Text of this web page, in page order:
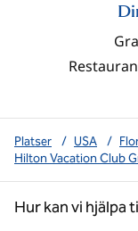
Platser / USA /
Hilton Vacation Club
Hur kan vi hjälpa